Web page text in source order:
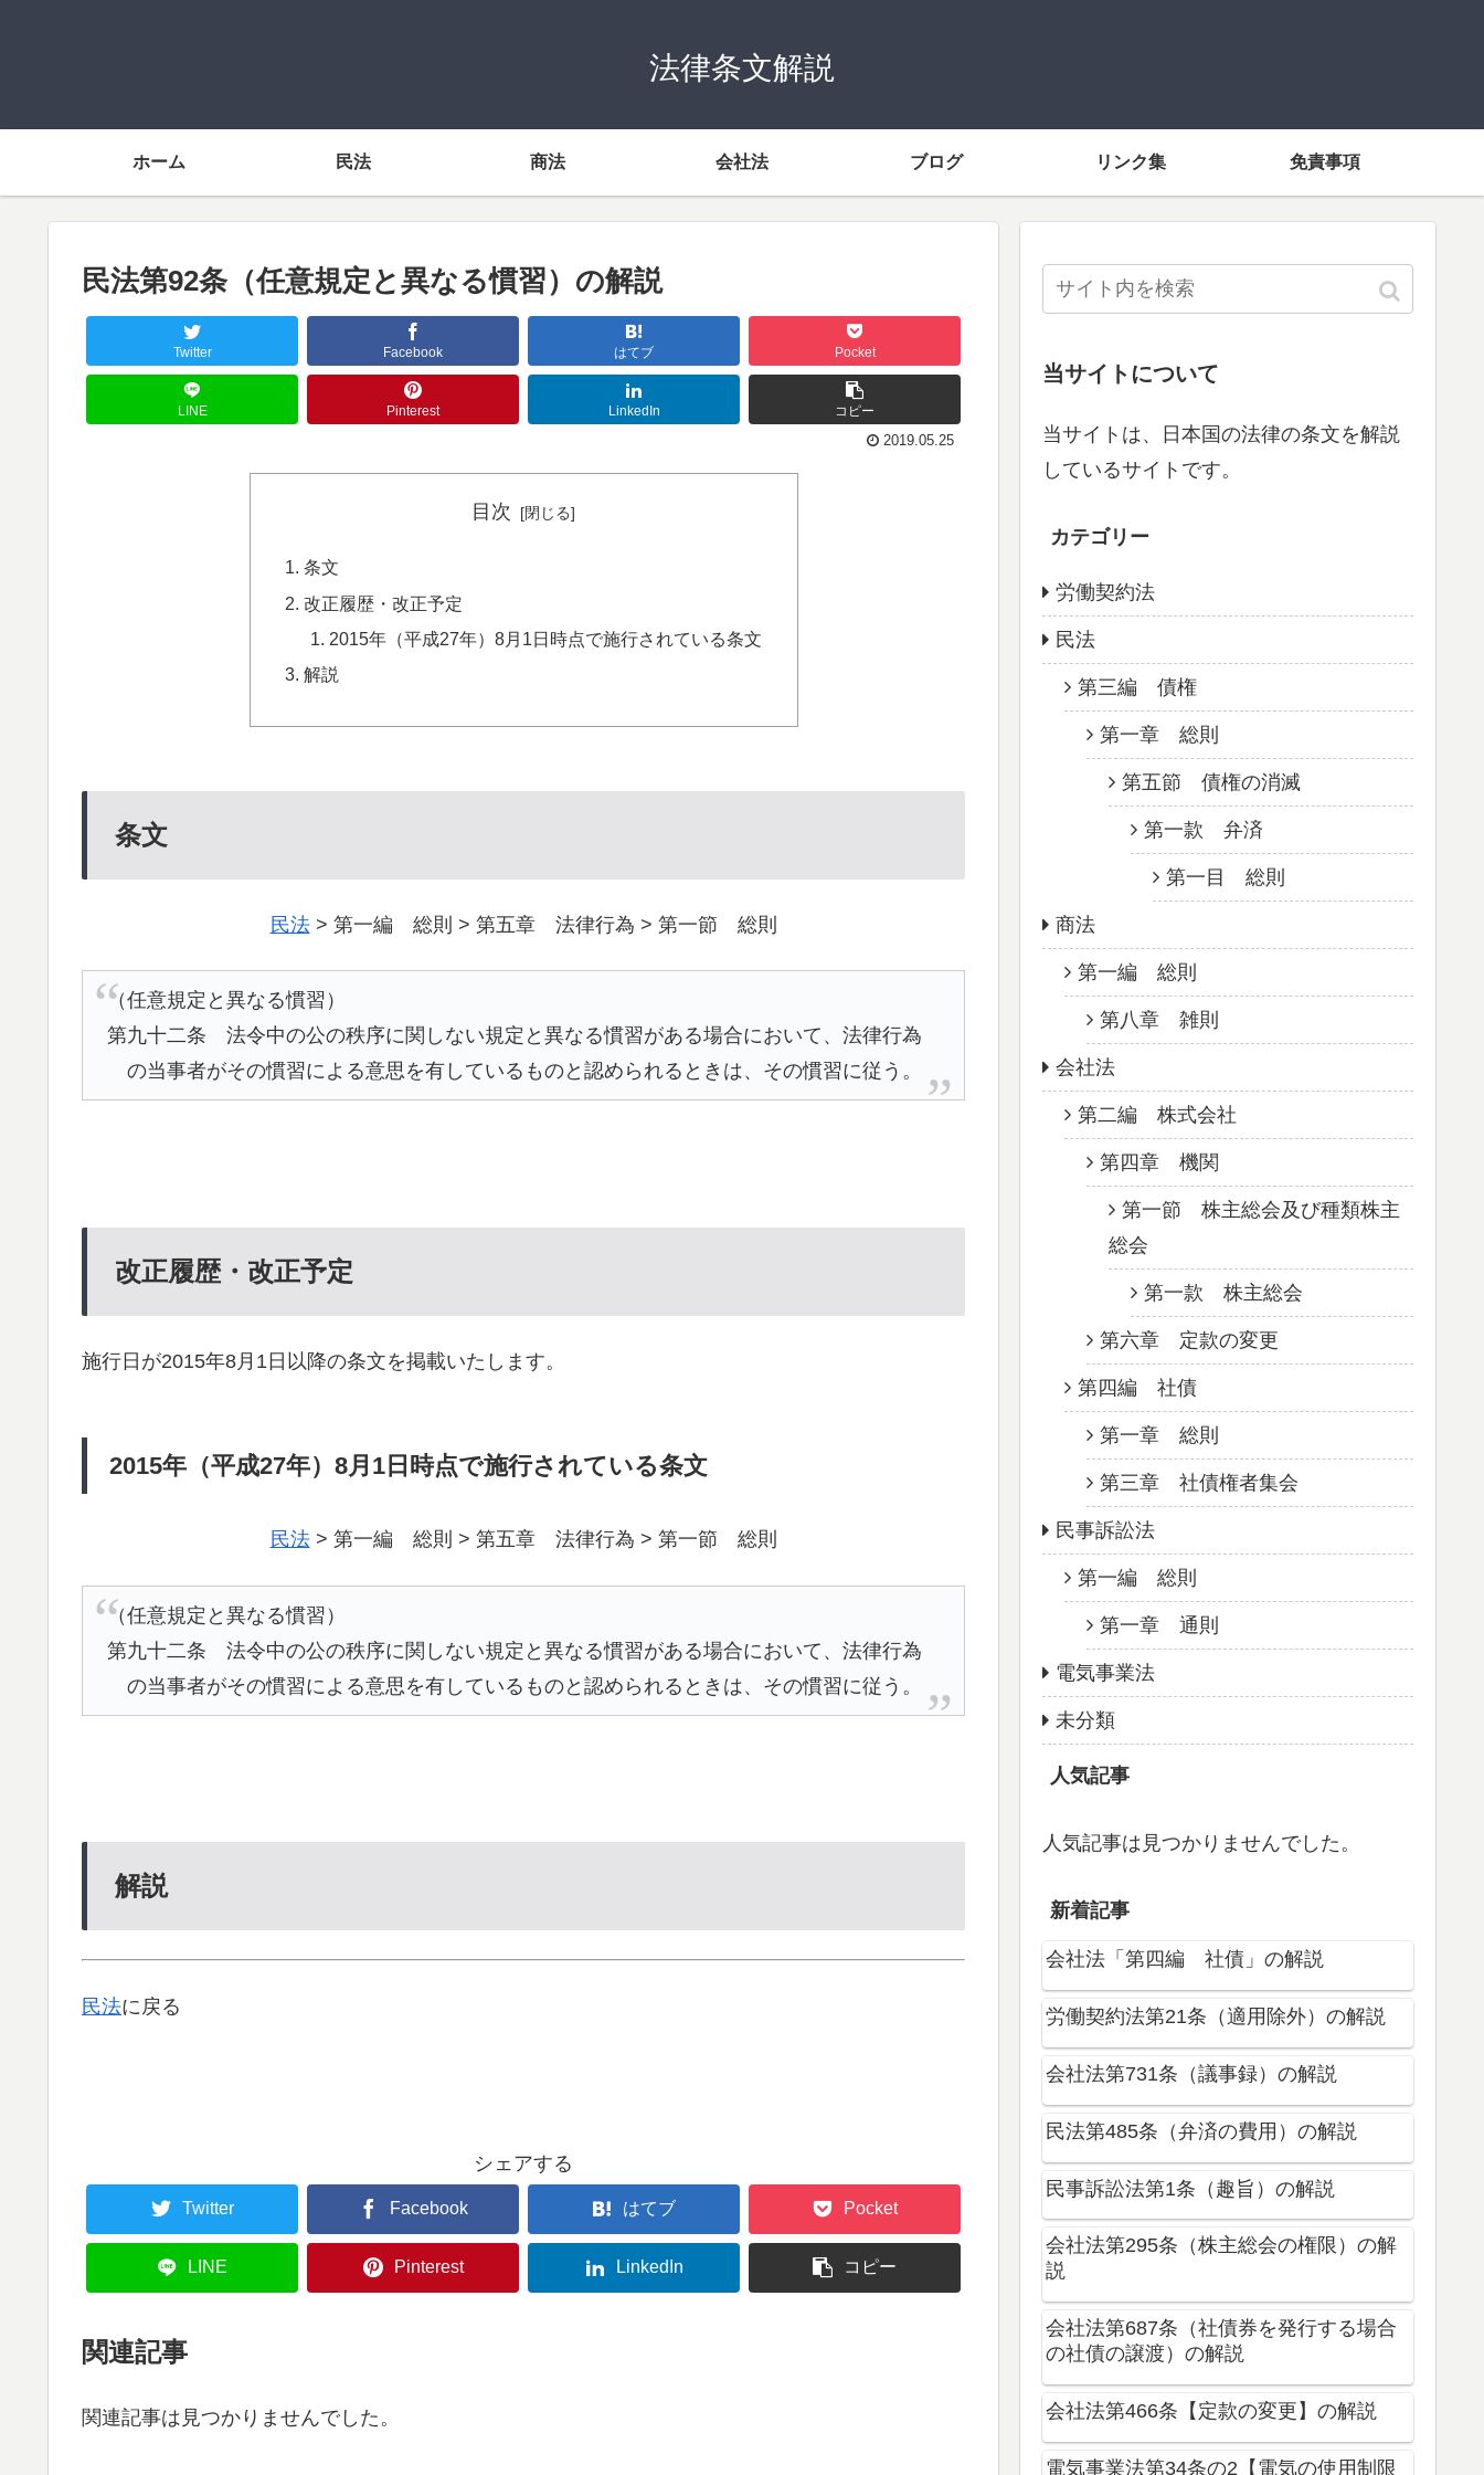
法律条文解説
ホーム 民法 商法 会社法 ブログ リンク集 免責事項
民法第92条（任意規定と異なる慣習）の解説
Twitter Facebook はてブ Pocket
LINE Pinterest LinkedIn
コピー
2019.05.25
目次
条文
改正履歴・改正予定
2015年（平成27年）8月1日時点で施行されている条文
解説
条文
民法> 第一編 総則 > 第五章 法律行為 > 第一節 総則
（任意規定と異なる慣習）
第九十二条 法令中の公の秩序に関しない規定と異なる慣習がある場合において、法律行為
の当事者がその慣習による意思を有しているものと認められるときは、その慣習に従う。
改正履歴・改正予定
施行日が2015年8月1日以降の条文を掲載いたします。
2015年（平成27年）8月1日時点で施行されている条文
民法> 第一編 総則 > 第五章 法律行為 > 第一節 総則
（任意規定と異なる慣習）
第九十二条 法令中の公の秩序に関しない規定と異なる慣習がある場合において、法律行為
の当事者がその慣習による意思を有しているものと認められるときは、その慣習に従う。
解説
民法に戻る
シェアする
Twitter Facebook はてブ Pocket
LINE Pinterest LinkedIn コピー
関連記事
関連記事は見つかりませんでした。
当サイトについて
当サイトは、日本国の法律の条文を解説
しているサイトです。
カテゴリー
労働契約法
民法
第三編 債権
第一章 総則
第五節 債権の消滅
第一款 弁済
第一目 総則
商法
第一編 総則
第八章 雑則
会社法
第二編 株式会社
第四章 機関
第一節 株主総会及び種類株主
総会
第一款 株主総会
第六章 定款の変更
第四編 社債
第一章 総則
第三章 社債権者集会
民事訴訟法
第一編 総則
第一章 通則
電気事業法
未分類
人気記事
人気記事は見つかりませんでした。
新着記事
会社法「第四編 社債」の解説
労働契約法第21条（適用除外）の解説
会社法第731条（議事録）の解説
民法第485条（弁済の費用）の解説
民事訴訟法第1条（趣旨）の解説
会社法第295条（株主総会の権限）の解
説
会社法第687条（社債券を発行する場合
の社債の譲渡）の解説
会社法第466条【定款の変更】の解説
電気事業法第34条の2【電気の使用制限